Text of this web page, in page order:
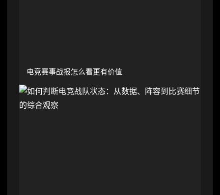
电竞赛事战报怎么看更有价值